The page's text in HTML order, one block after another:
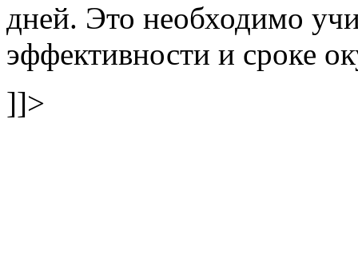
дней. Это необходимо
эффективности и сроке
]]>